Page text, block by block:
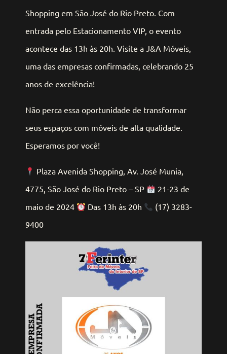
Shopping em São José do Rio Preto. Com
entrada pelo Estacionamento VIP, o evento
acontece das 13h às 20h. Visite a J&A Móveis,
uma das empresas confirmadas, celebrando 25
anos de excelência!
Não perca essa oportunidade de transformar
seus espaços com móveis de alta qualidade.
Esperamos por você!
Plaza Avenida Shopping, Av. José Munia,
4775, São José do Rio Preto – SP
21-23 de
maio de 2024
Das 13h às 20h
(17) 3283-
9400